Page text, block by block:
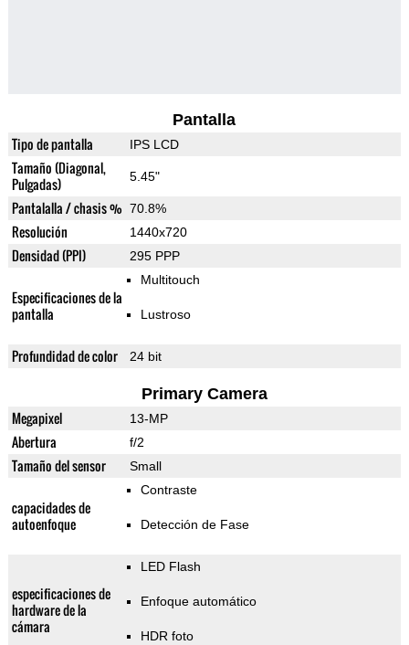
Pantalla
Tipo de pantalla IPS LCD
Tamaño (Diagonal,
Pulgadas)
5.45"
Pantalalla / chasis % 70.8%
Resolución 1440x720
Densidad (PPI) 295 PPP
Especificaciones de la
pantalla
Multitouch
Lustroso
Profundidad de color 24 bit
Primary Camera
Megapixel 13-MP
Abertura f/2
Tamaño del sensor Small
capacidades de
autoenfoque
Contraste
Detección de Fase
especificaciones de
hardware de la
cámara
LED Flash
Enfoque automático
HDR foto